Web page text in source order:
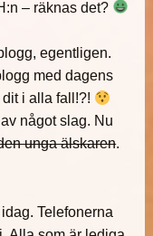
– räknas det?
egentligen.
med dagens
i alla fall!?!
något slag. Nu
unga älskaren.
Telefonerna